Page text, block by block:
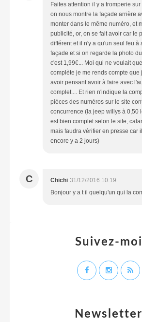
Faites attention il y a tromperie
on nous montre la façade arrière
monter dans le même numéro, et
publicité, or, on se fait avoir car le
différent et il n'y a qu'un seul feu à
façade et si on regarde la photo
c'est 1,99€... Moi qui ne voulait
complète je me rends compte que
avoir pensant avoir à faire avec
complet.... Et rien n'indique la
pièces des numéros sur le site
concurrence (la jeep willys à 0,50
est bien complet selon le site,
mais faudra vérifier en presse car
encore y a 2 jours)
C Chichi 31/12/2016 10:19
Bonjour y a t il quelqu'un qui la
Newsletter
Suivez-moi